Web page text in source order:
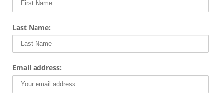
Last Name:
Email address: